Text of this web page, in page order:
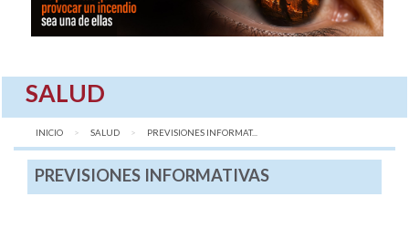
SALUD
INICIO SALUD AQUÍ:
PREVISIONES INFORMAT...
PREVISIONES INFORMATIVAS